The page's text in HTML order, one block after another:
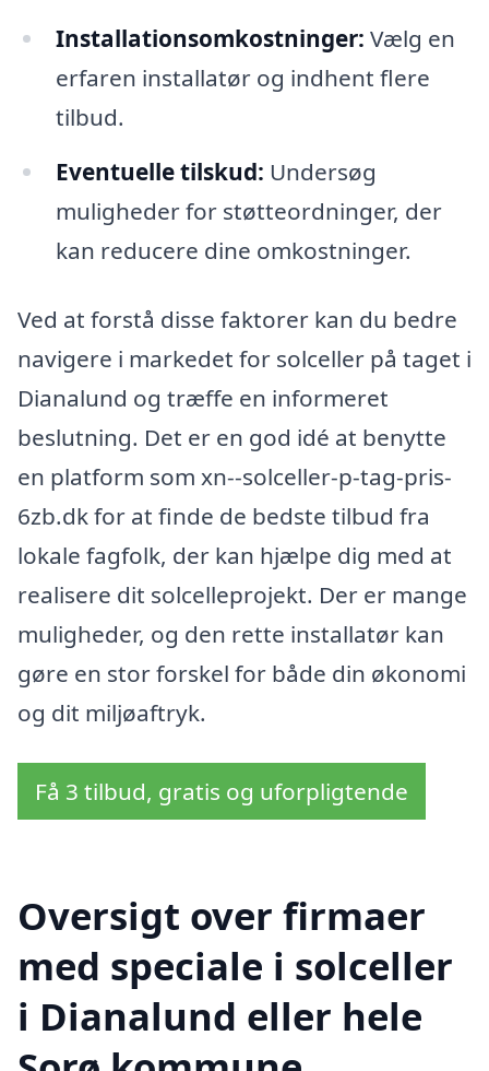
Installationsomkostninger: Vælg en
erfaren installatør og indhent flere
tilbud.
Eventuelle tilskud: Undersøg
muligheder for støtteordninger, der
kan reducere dine omkostninger.
Ved at forstå disse faktorer kan du bedre
navigere i markedet for solceller på taget i
Dianalund og træffe en informeret
beslutning. Det er en god idé at benytte
en platform som xn--solceller-p-tag-pris-
6zb.dk for at finde de bedste tilbud fra
lokale fagfolk, der kan hjælpe dig med at
realisere dit solcelleprojekt. Der er mange
muligheder, og den rette installatør kan
gøre en stor forskel for både din økonomi
og dit miljøaftryk.
Få 3 tilbud, gratis og uforpligtende
Oversigt over firmaer
med speciale i solceller
i Dianalund eller hele